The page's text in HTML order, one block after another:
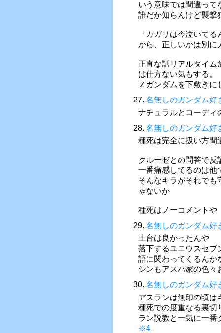
いう意味では間違って
誰だか知らんけど襲撃
「カガリは今泣いて
から、正しいかは別に
正直な話リアルタイム
は仕方ない気もする。
Ｚガンダムを下敷き
27. 名無しのガンダム好
ナチュラルとコーディ
28. 名無しのガンダム好
種死は完全に扱い方間
クルーゼとの問答で反
一番痛感してるのは他
そんなキラがそれでも
ゃないか
種死はノーコメントや
29. 名無しのガンダム好
土台は良かったんや
落下するユニウスセブ
語に関わってくるん
シンもアスハ家の色
30. 名無しのガンダム好
アスランは無印の頃は
種死での度重なる裏切
ラン説教と一気に一番
※4